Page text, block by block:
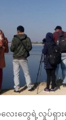
ေးတွေရဲ့လှုပ်ရှာ